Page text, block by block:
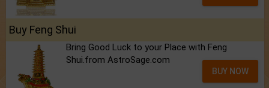
Buy Feng Shui
Bring Good Luck to your Place with Feng
Shui.from AstroSage.com
BUY NOW